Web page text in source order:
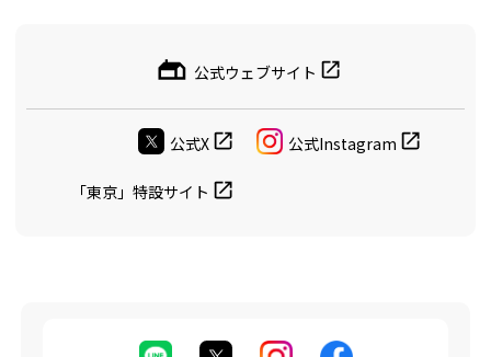
公式ウェブサイト
公式X 公式Instagram
「東京」特設サイト